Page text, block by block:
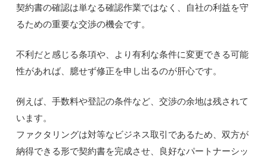
契約書の確認は単なる確認作業ではなく、自社の利益を守
るための重要な交渉の機会です。
不利だと感じる条項や、より有利な条件に変更できる可能
性があれば、臆せず修正を申し出るのが肝心です。
例えば、手数料や登記の条件など、交渉の余地は残されて
います。
ファクタリングは対等なビジネス取引であるため、双方が
納得できる形で契約書を完成させ、良好なパートナーシッ